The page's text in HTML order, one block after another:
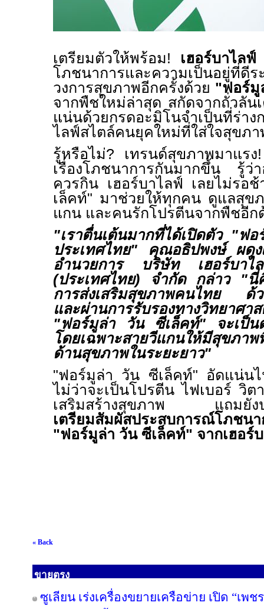
เตรียมตัวให้พร้อม! เฮอร์บาไล
โภชนาการและความเป็นอยู่
วงการสุขภาพอีกครั้งด้วย "ฟอร์มู
จากพืชใหม่ล่าสุด สกัดจากถั่วลัน
แน่นด้วยกรดอะมิโนจำเป็นที่ร่าง
ไลฟ์สไตล์คนยุคใหม่ที่ใส่ใจสุขภ
รู้หรือไม่? เทรนด์สุขภาพมาแร
เรื่องโภชนาการกันมากขึ้น รู้ว่
ควรกิน เฮอร์บาไลฟ์ เลยไม่รอ
เล็คท์" มาช่วยให้ทุกคน ดูแลสุข
แกน และคนรักโปรตีนจากพืชอีก
"เราตื่นเต้นมากที่ได้เปิดตัว"ฟอ
ประเทศไทย" คุณอธิปพงษ์ ผดุง
อำนวยการ บริษัท เฮอร์บาไ
(ประเทศไทย) จำกัด กล่าว"นี่
การส่งเสริมสุขภาพคนไทย
และผ่านการรับรองทางวิท
"ฟอร์มูล่า วัน ซีเล็คท์" จะเป็น
โดยเฉพาะสายวีแกนให้มีสุขภา
ด้านสุขภาพในระยะยาว"
"ฟอร์มูล่า วัน ซีเล็คท์" อัดแน่นไ
ไม่ว่าจะเป็นโปรตีน ไฟเบอร์ วิ
เสริมสร้างสุขภาพ
แถมยัง
เตรียมสัมผัสประสบการณ์โ
"ฟอร์มูล่า วัน ซีเล็คท์" จากเฮอร์
« Back
ขายตรง
ซูเลียน เร่งเครื่องขยายเครือข่าย เปิด “เพ